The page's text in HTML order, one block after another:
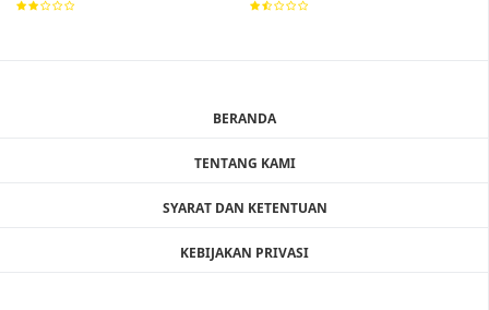
BERANDA
TENTANG KAMI
SYARAT DAN KETENTUAN
KEBIJAKAN PRIVASI